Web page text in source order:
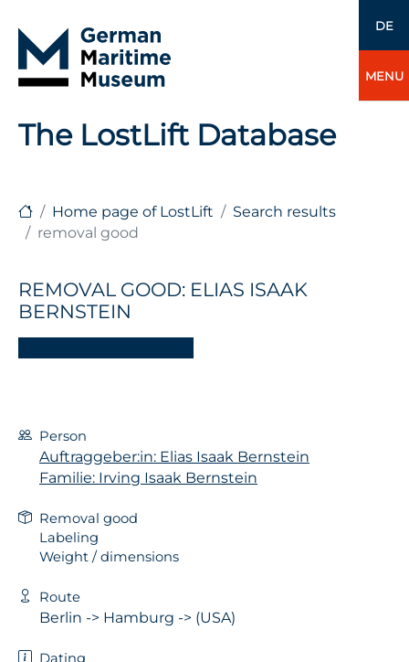
DE
MENU
The LostLift Database
Home page of LostLift
Search results
removal good
REMOVAL GOOD: ELIAS ISAAK
BERNSTEIN
Person
Auftraggeber:in: Elias Isaak Bernstein
Familie: Irving Isaak Bernstein
Removal good
Labeling
Weight / dimensions
Route
Berlin -> Hamburg -> (USA)
Dating